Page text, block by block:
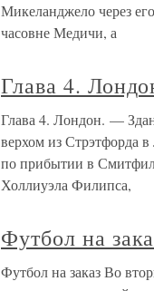
Микеланджело через
часовне Медичи, а
Глава 4.
Глава 4. Лондон. —
верхом из Стрэтфорда
по прибытии в
Холлиуэла Филипса,
Футбол на
Футбол на заказ Во